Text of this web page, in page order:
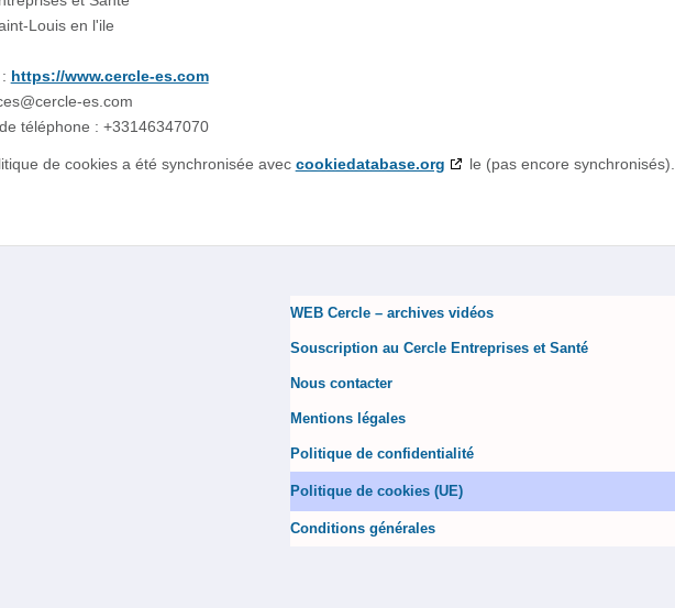
Louis en l'ile
https://www.cercle-es.com
cercle-es.com
téléphone : +33146347070
de cookies a été synchronisée avec cookiedatabase.org le (pas encore synchronisés).
WEB Cercle – archives vidéos
Souscription au Cercle Entreprises et Santé
Nous contacter
Mentions légales
Politique de confidentialité
Politique de cookies (UE)
Conditions générales